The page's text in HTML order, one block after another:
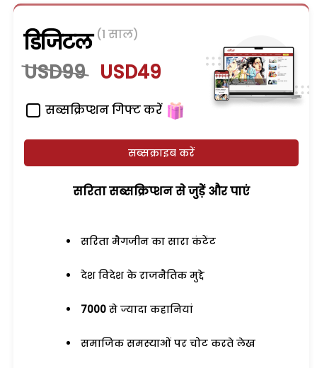
डिजिटल (1 साल)
USD99 USD49
सब्सक्रिप्शन गिफ्ट करें
सब्सक्राइब करें
सरिता सब्सक्रिप्शन से जुड़ेें और पाएं
सरिता मैगजीन का सारा कंटेंट
देश विदेश के राजनैतिक मुद्दे
7000 से ज्यादा कहानियां
समाजिक समस्याओं पर चोट करते लेख